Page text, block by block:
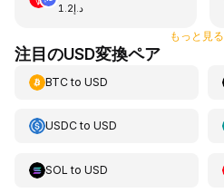
د.إ1.2
もっと見る
注目のUSD変換ペア
BTCto USD
USDCto USD
SOL to USD